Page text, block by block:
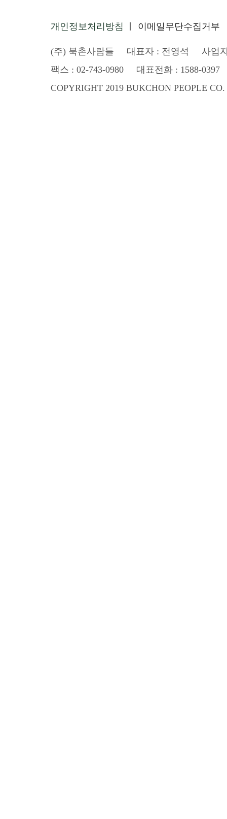
개인정보처리방침 이메일무단수집거부
(주) 북촌사람들 대표자 : 전영석 사업자
팩스 : 02-743-0980 대표전화 : 1588-
COPYRIGHT 2019 BUKCHON PEOPLE